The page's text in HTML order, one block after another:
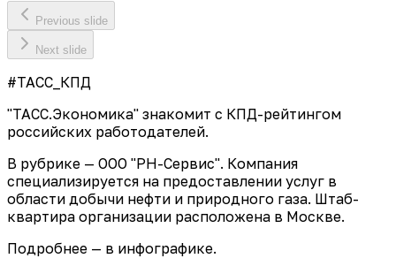
Previous slide
Next slide
#ТАСС_КПД
"ТАСС.Экономика" знакомит с КПД-рейтингом
российских работодателей.
В рубрике — ООО "РН-Сервис". Компания
специализируется на предоставлении услуг в
области добычи нефти и природного газа. Штаб-
квартира организации расположена в Москве.
Подробнее — в инфографике.